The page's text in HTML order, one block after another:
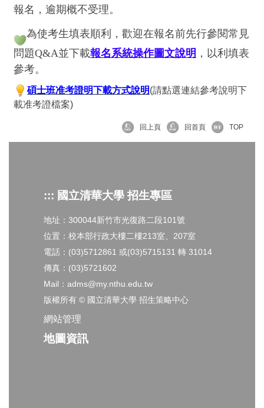
報名，逾期概不受理。
為使考生填表順利，歡迎在報名前先行參閱常見
問題Q&A並下載報名系統操作圖文說明 ，以利填表
參考。
碩士班准考證明下載方式說明(請點選連結參考說明下
載准考證檔案)
回上頁 回首頁 TOP
::: 國立清華大學 招生專區
地址：300044新竹市光復路二段101號
位置：校本部行政大樓二樓213室、207室
電話：(03)5712861 或(03)5715131 轉 31014
傳真：(03)5721602
Mail：adms@my.nthu.edu.tw
版權所有 © 國立清華大學 招生策略中心
網站管理
地圖資訊